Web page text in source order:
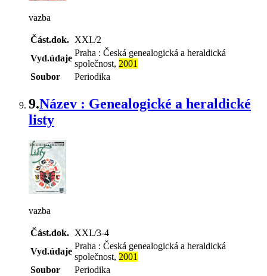
vazba
Část.dok. XXI./2
Vyd.údaje
Praha : Česká genealogická a heraldická
společnost, 2001
Soubor
Periodika
9.Název : Genealogické a heraldické
listy
vazba
Část.dok. XXI./3-4
Vyd.údaje
Praha : Česká genealogická a heraldická
společnost, 2001
Soubor
Periodika